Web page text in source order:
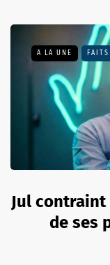
A LA UNE
Jul
de ses